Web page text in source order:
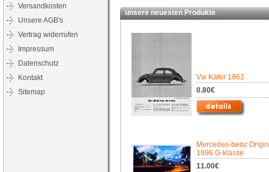
Versandkosten
Unsere AGB's
Vertrag widerrufen
Impressum
Datenschutz
Kontakt
Sitemap
unsere neuesten Produkte
Vw Käfer 1962
0.80€
Mercedes-benz
1996 G-klasse
11.00€